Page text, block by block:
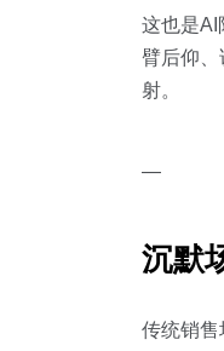
这也是AI
臂后仰、
射。
—
沉默
传统销售